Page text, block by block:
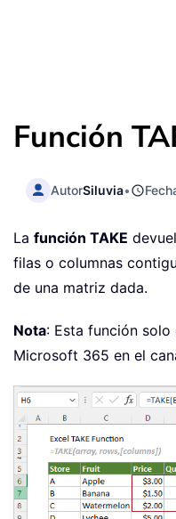
Función
AutorSiluvia•
La función TAKE
filas o columnas
de una matriz dada.
Nota: Esta función
Microsoft 365 en el